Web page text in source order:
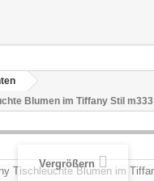
Blumen im Tiffany Stil m333
Vergrößern